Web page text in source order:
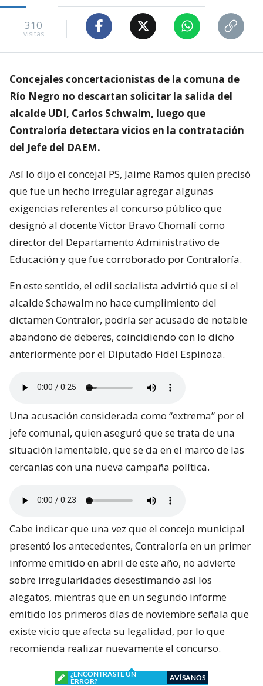
310
visitas
Concejales concertacionistas de la comuna de
Río Negro no descartan solicitar la salida del
alcalde UDI, Carlos Schwalm, luego que
Contraloría detectara vicios en la contratación
del Jefe del DAEM.
Así lo dijo el concejal PS, Jaime Ramos quien precisó
que fue un hecho irregular agregar algunas
exigencias referentes al concurso público que
designó al docente Víctor Bravo Chomalí como
director del Departamento Administrativo de
Educación y que fue corroborado por Contraloría.
En este sentido, el edil socialista advirtió que si el
alcalde Schawalm no hace cumplimiento del
dictamen Contralor, podría ser acusado de notable
abandono de deberes, coincidiendo con lo dicho
anteriormente por el Diputado Fidel Espinoza.
Una acusación considerada como “extrema” por el
jefe comunal, quien aseguró que se trata de una
situación lamentable, que se da en el marco de las
cercanías con una nueva campaña política.
Cabe indicar que una vez que el concejo municipal
presentó los antecedentes, Contraloría en un primer
informe emitido en abril de este año, no advierte
sobre irregularidades desestimando así los
alegatos, mientras que en un segundo informe
emitido los primeros días de noviembre señala que
existe vicio que afecta su legalidad, por lo que
recomienda realizar nuevamente el concurso.
¿ENCONTRASTE UN
ERROR?
AVÍSANOS